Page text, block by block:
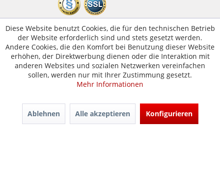
Kundenservice
Servicetelefon:05223-1830016
E-Mail:kontakt@tuer-und-zarge.de
© Tür-und-Zarge.de 2017
Diese Website benutzt Cookies, die für den technischen Betrieb
der Website erforderlich sind und stets gesetzt werden.
Andere Cookies, die den Komfort bei Benutzung dieser Website
erhöhen, der Direktwerbung dienen oder die Interaktion mit
anderen Websites und sozialen Netzwerken vereinfachen
sollen, werden nur mit Ihrer Zustimmung gesetzt.
Mehr Informationen
Ablehnen Alle akzeptieren Konfigurieren